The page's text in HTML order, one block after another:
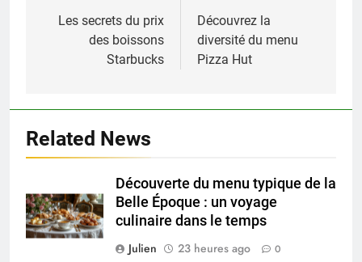
deLes secrets du prix
des boissons
Starbucks
Découvrez la
diversité du menu
Pizza Hut
Related News
Découverte du menu typique de la
Belle Époque : un voyage
culinaire dans le temps
Julien
23 heures ago 0